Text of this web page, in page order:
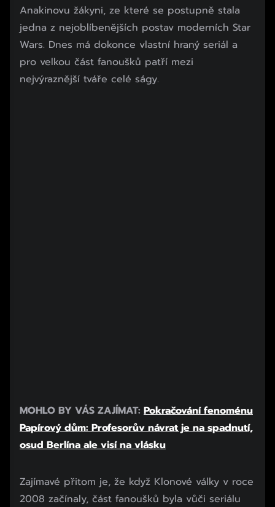
Anakinovu žákyni, ze které se postupně stala
jedna z nejoblíbenějších postav moderních Star
Wars. Dnes má dokonce vlastní hraný seriál a
pro velkou část fanoušků patří mezi
nejvýraznější tváře celé ságy.
MOHLO BY VÁS ZAJÍMAT: Pokračování fenoménu
Papírový dům: Profesorův návrat je na spadnutí,
osud Berlína ale visí na vlásku
Zajímavé přitom je, že když Klonové války v roce
2008 začínaly, část fanoušků byla vůči seriálu